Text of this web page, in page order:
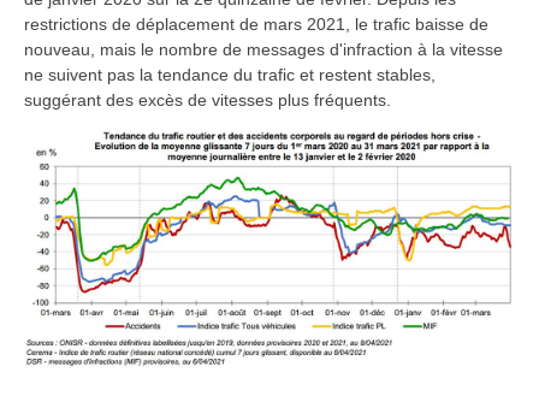
restrictions de déplacement de mars 2021, le trafic baisse de
nouveau, mais le nombre de messages d'infraction à la vitesse
ne suivent pas la tendance du trafic et restent stables,
suggérant des excès de vitesses plus fréquents.